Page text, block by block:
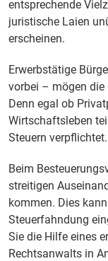
entsprechende
juristische Laien
erscheinen.
Erwerbstätige
vorbei – mögen die
Denn egal ob
Wirtschaftsleben
Steuern verpflichtet.
Beim
streitigen
kommen. Dies
Steuerfahndung
Sie die Hilfe eines
Rechtsanwalts in